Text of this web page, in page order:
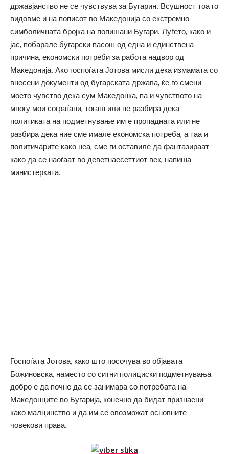
државјанство не се чувствува за Бугарин. Всушност тоа го
видовме и на пописот во Македонија со екстремно
симболичната бројка на попишани Бугари. Луѓето, како и
јас, побарале бугарски пасош од една и единствена
причина, економски потреби за работа надвор од
Македонија. Ако госпоѓата Јотова мисли дека измамата со
внесени документи од бугарската држава, ќе го смени
моето чувство дека сум Македонка, па и чувството на
многу мои сограѓани, тогаш или не разбира дека
политиката на подметнување им е пропадната или не
разбира дека ние сме имале економска потреба, а таа и
политичарите како неа, сме ги оставиле да фантазираат
како да се наоѓаат во деветнаесеттиот век, напиша
министерката.
Госпоѓата Јотова, како што посочува во објавата
Божиновска, наместо со ситни полициски подметнувања
добро е да почне да се занимава со потребата на
Македонците во Бугарија, конечно да бидат признаени
како малцинство и да им се овозможат основните
човекови права.